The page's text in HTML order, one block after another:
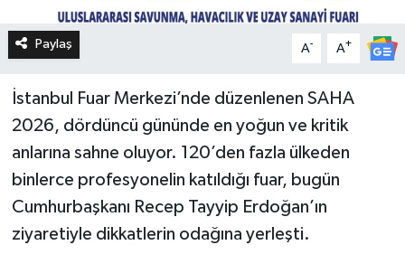
Paylaş A- A+
İstanbul Fuar Merkezi’nde düzenlenen SAHA
2026, dördüncü gününde en yoğun ve kritik
anlarına sahne oluyor. 120’den fazla ülkeden
binlerce profesyonelin katıldığı fuar, bugün
Cumhurbaşkanı Recep Tayyip Erdoğan’ın
ziyaretiyle dikkatlerin odağına yerleşti.